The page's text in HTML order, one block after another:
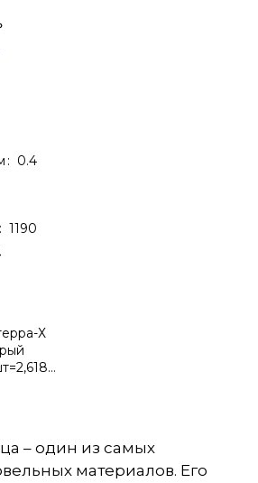
: 0.4
: 1190
Х
– один из самых
материалов. Его